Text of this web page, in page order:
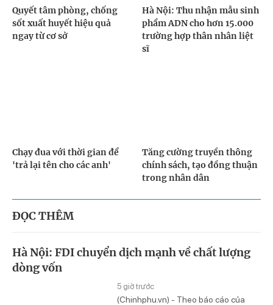
Quyết tâm phòng, chống
sốt xuất huyết hiệu quả
ngay từ cơ sở
Hà Nội: Thu nhận mẫu sinh
phẩm ADN cho hơn 15.000
trường hợp thân nhân liệt
sĩ
Chạy đua với thời gian để
'trả lại tên cho các anh'
Tăng cường truyền thông
chính sách, tạo đồng thuận
trong nhân dân
ĐỌC THÊM
Hà Nội: FDI chuyển dịch mạnh về chất lượng
dòng vốn
5 giờ trước
(Chinhphu.vn) - Theo báo cáo của